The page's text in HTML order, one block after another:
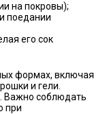
на покровы);
поедании
его сок
формах, включая
и гели.
Важно соблюдать
при